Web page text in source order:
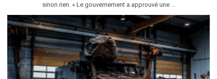
sinon rien. « Le gouvernement a approuvé une ...